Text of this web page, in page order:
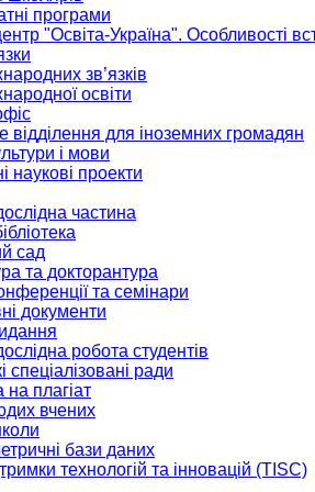
програми
"Освіта-Україна". Особливості
зв’язків
освіти
відділення для іноземних громадян
і мови
наукові проекти
частина
сад
та докторантура
та семінари
документи
робота студентів
спеціалізовані ради
на плагіат
вчених
бази даних
технологій та інновацій (TISC)